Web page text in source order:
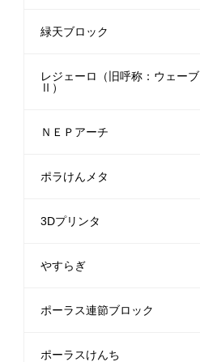
緑天ブロック
レジェーロ（旧呼称：ウェーブ
Ⅱ）
ＮＥＰアーチ
ポラけんメタ
3Dプリンタ
やすらぎ
ポーラス連節ブロック
ポーラスけんち